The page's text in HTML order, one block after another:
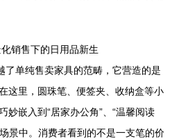
销售下的日用品新生
了单纯售卖家具的范畴，它营造的是
这里，圆珠笔、便签夹、收纳盒等小
妙嵌入到“居家办公角”、“温馨阅读
景中。消费者看到的不是一支笔的价